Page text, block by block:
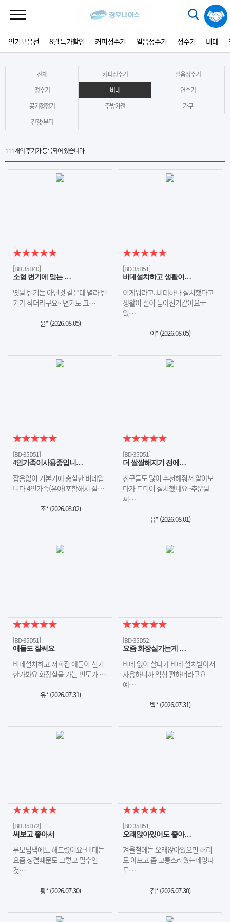
인기모음전 8월 특가할인 커피정수기 얼음정수기 정수기 비데
전체 커피정수기
얼음정수기
정수기
비데
연수기
공기청정기
주방가전
가구
건강/뷰티
111개의 후기가 등록되어 있습니다
[BD-35D40]
소형 변기에 맞는 …
옛날 변기는 아닌것 같은데 별라 변
기가 작더라구요~ 변기도 크…
윤* (2026.08.05)
[BD-35D51]
비데설치하고 생활이…
이게뭐라고..비데하나 설치했다고
생활이 질이 높아진거같아요ㅜ
있…
이* (2026.08.05)
[BD-35D51]
4인가족이사용중입니…
잡음없이 기본기에 충실한 비데입
니다 4인가족(유아)포함해서 잘…
조* (2026.08.02)
[BD-35D51]
더 쌀쌀해지기 전에…
친구들도 많이 추천해줘서 알아보
다가 드디어 설치했네요~추운날
씨…
유* (2026.08.01)
[BD-35D51]
애들도 잘써요
비데설치하고 저희집 애들이 신기
한가봐요 화장실을 가는 빈도가 …
유* (2026.07.31)
[BD-35D52]
요즘 화장실가는게 …
비데 없이 살다가 비데 설치받아서
사용하니까 엄청 편하더라구요
예…
박* (2026.07.31)
[BD-35D72]
써보고 좋아서
부모님댁에도 해드렸어요~비데는
요즘 청결때문도 그렇고 필수인
것…
황* (2026.07.30)
[BD-35D51]
오래앉아있어도 좋아…
겨울철에는 오래앉아있으면 허리
도 아프고 좀 고통스러웠는데엉따
도…
김* (2026.07.30)